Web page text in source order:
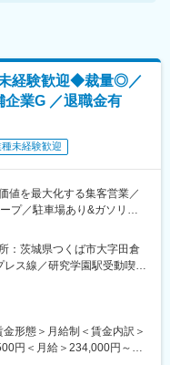
未経験歓迎◆裁量◎／
企業G ／退職金有
種未経験歓迎
値を最大化する集客営業／
プ／駐車場あり&ガソリン
ラブ」の価値最大化の為の
ーチから、コンペ案内・サ
ター獲得まで裁量を持って
心に、自身のアイディアで
：茨城県つくば市大字田倉
ス線／研究学園駅受動喫煙
範囲：会社の定める事業所
形態＞月給制＜賃金内訳＞
円＜月給＞234,000円～